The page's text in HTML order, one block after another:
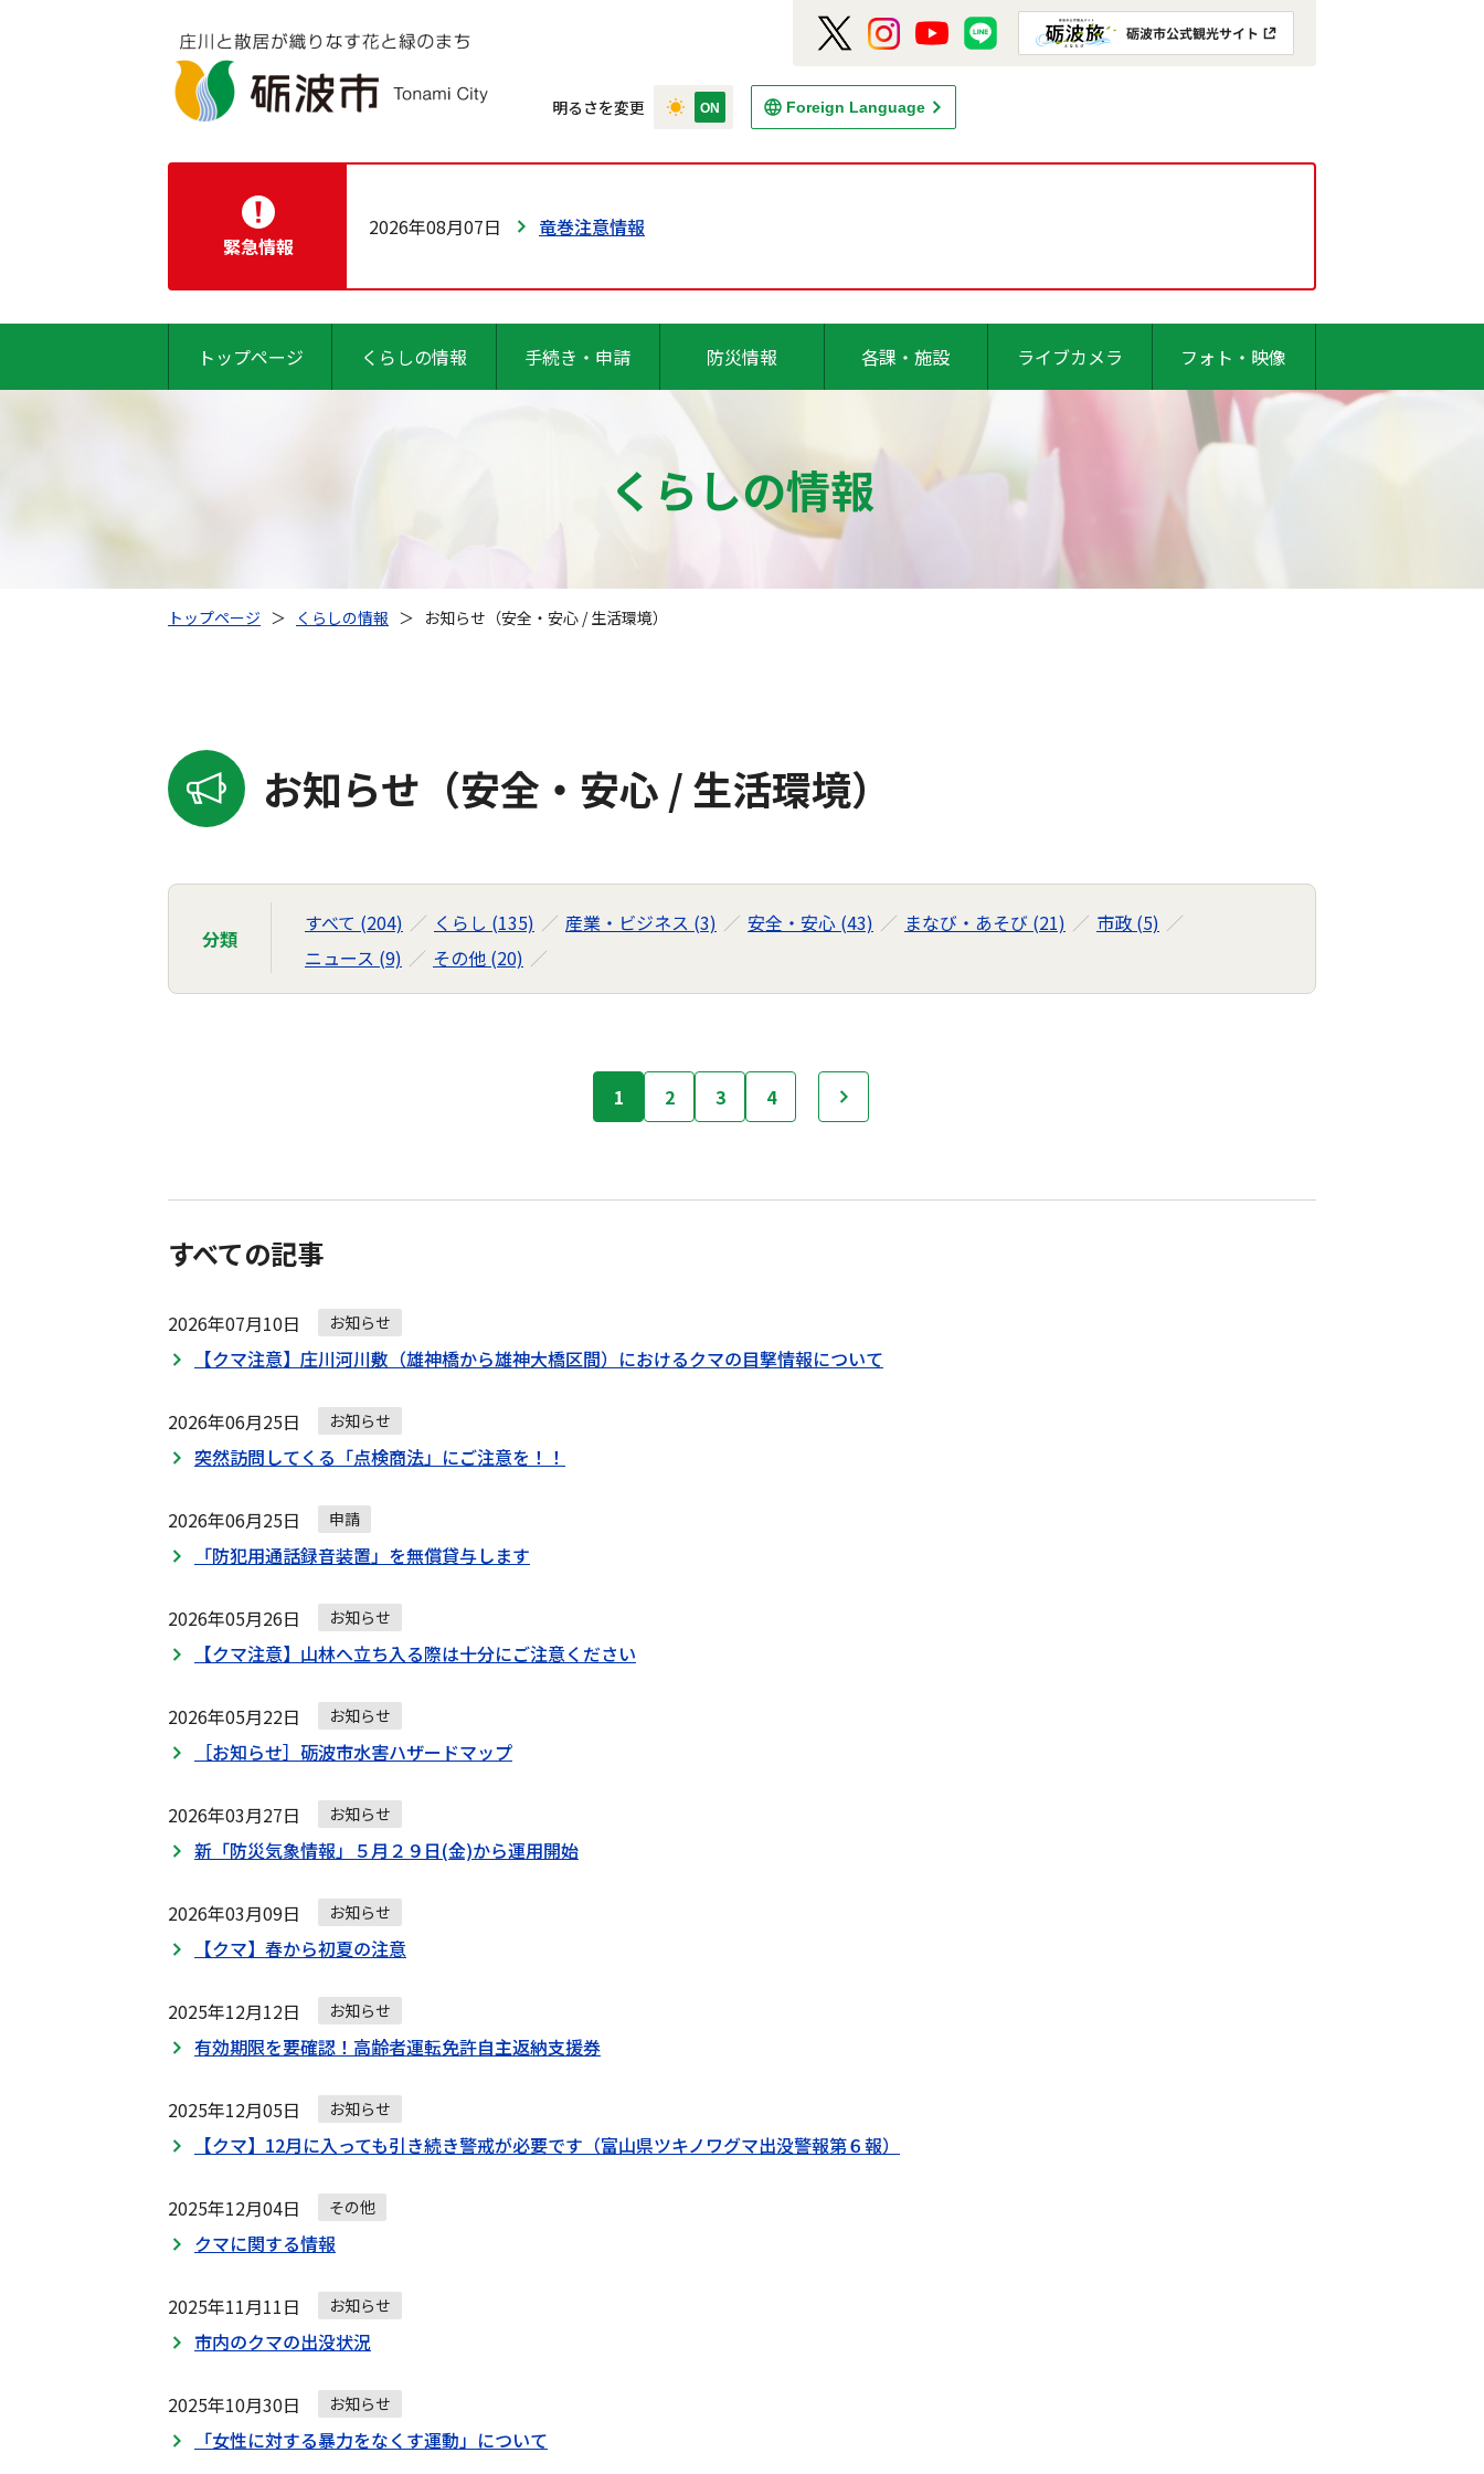
明るさを変更 Foreign Language
緊急情報
2026年08月07日 竜巻注意情報
トップページ くらしの情報 手続き・申請 防災情報 各課・施設 ライブカメラ フォト・映像
くらしの情報
トップページ ＞ くらしの情報 ＞ お知らせ（安全・安心 / 生活環境）
お知らせ（安全・安心 / 生活環境）
分類
すべて (204) くらし (135) 産業・ビジネス (3) 安全・安心 (43) まなび・あそび (21)
市政 (5)
ニュース (9)
その他 (20)
の
ビ
ー
シ
ン
1 2 3 4
すべての記事
2026年07月10日 お知らせ
【クマ注意】庄川河川敷（雄神橋から雄神大橋区間）におけるクマの目撃情報について
2026年06月25日 お知らせ
突然訪問してくる「点検商法」にご注意を！！
2026年06月25日 申請
「防犯用通話録音装置」を無償貸与します
2026年05月26日 お知らせ
【クマ注意】山林へ立ち入る際は十分にご注意ください
2026年05月22日 お知らせ
［お知らせ］砺波市水害ハザードマップ
2026年03月27日 お知らせ
新「防災気象情報」５月２９日(金)から運用開始
2026年03月09日 お知らせ
【クマ】春から初夏の注意
2025年12月12日 お知らせ
有効期限を要確認！高齢者運転免許自主返納支援券
2025年12月05日 お知らせ
【クマ】12月に入っても引き続き警戒が必要です（富山県ツキノワグマ出没警報第６報）
2025年12月04日 その他
クマに関する情報
2025年11月11日 お知らせ
市内のクマの出没状況
2025年10月30日 お知らせ
「女性に対する暴力をなくす運動」について